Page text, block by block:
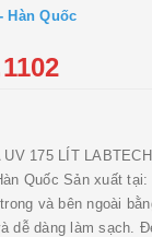
Hàn Quốc
175 LÍT
Quốc Sản xuất
và bên ngoài
dễ dàng làm sạch.